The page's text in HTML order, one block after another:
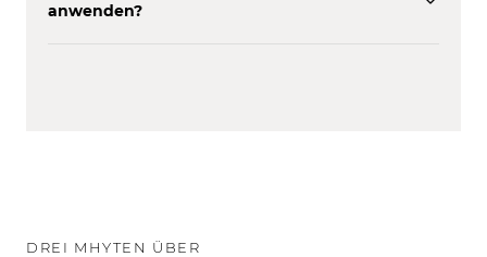
anwenden?
DREI MHYTEN ÜBER